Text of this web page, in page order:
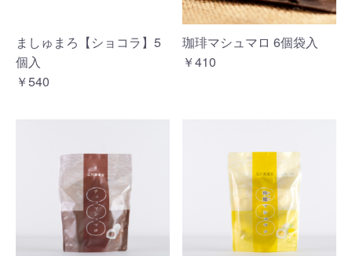
ましゅまろ【ショコラ】5
個入
￥540
珈琲マシュマロ 6個袋入
￥410